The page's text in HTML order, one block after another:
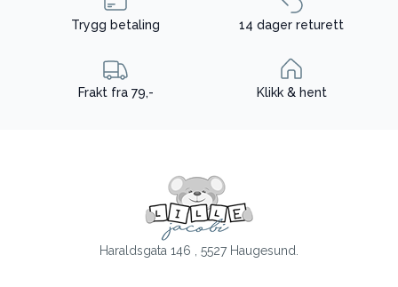
Trygg betaling 14 dager returett
Frakt fra 79,- Klikk & hent
Haraldsgata 146 , 5527 Haugesund.